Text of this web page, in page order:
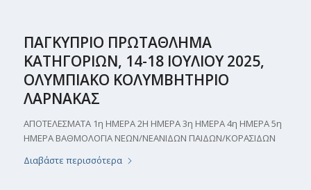
ΠΑΓΚΥΠΡΙΟ ΠΡΩΤΑΘΛΗΜΑ
ΚΑΤΗΓΟΡΙΩΝ, 14-18 ΙΟΥΛΙΟΥ 2025,
ΟΛΥΜΠΙΑΚΟ ΚΟΛΥΜΒΗΤΗΡΙΟ
ΛΑΡΝΑΚΑΣ
ΑΠΟΤΕΛΕΣΜΑΤΑ 1η ΗΜΕΡΑ 2Η ΗΜΕΡΑ 3η ΗΜΕΡΑ 4η ΗΜΕΡΑ 5η
ΗΜΕΡΑ ΒΑΘΜΟΛΟΓΙΑ ΝΕΩΝ/ΝΕΑΝΙΔΩΝ ΠΑΙΔΩΝ/ΚΟΡΑΣΙΔΩΝ
Διαβάστε περισσότερα